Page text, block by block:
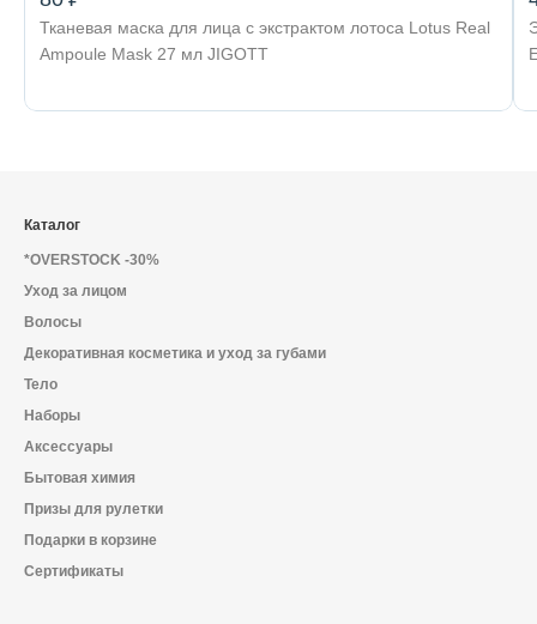
Тканевая маска для лица с экстрактом лотоса Lotus Real
Ampoule Mask 27 мл JIGOTT
Каталог
*OVERSTOCK -30%
Уход за лицом
Волосы
Декоративная косметика и уход за губами
Тело
Наборы
Аксессуары
Бытовая химия
Призы для рулетки
Подарки в корзине
Сертификаты